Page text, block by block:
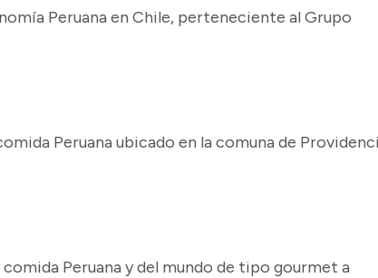
Peruana en Chile, perteneciente al Grupo
Peruana ubicado en la comuna de
Peruana y del mundo de tipo gourmet a